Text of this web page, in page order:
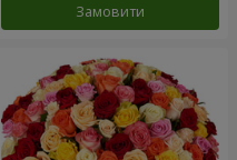
Замовити